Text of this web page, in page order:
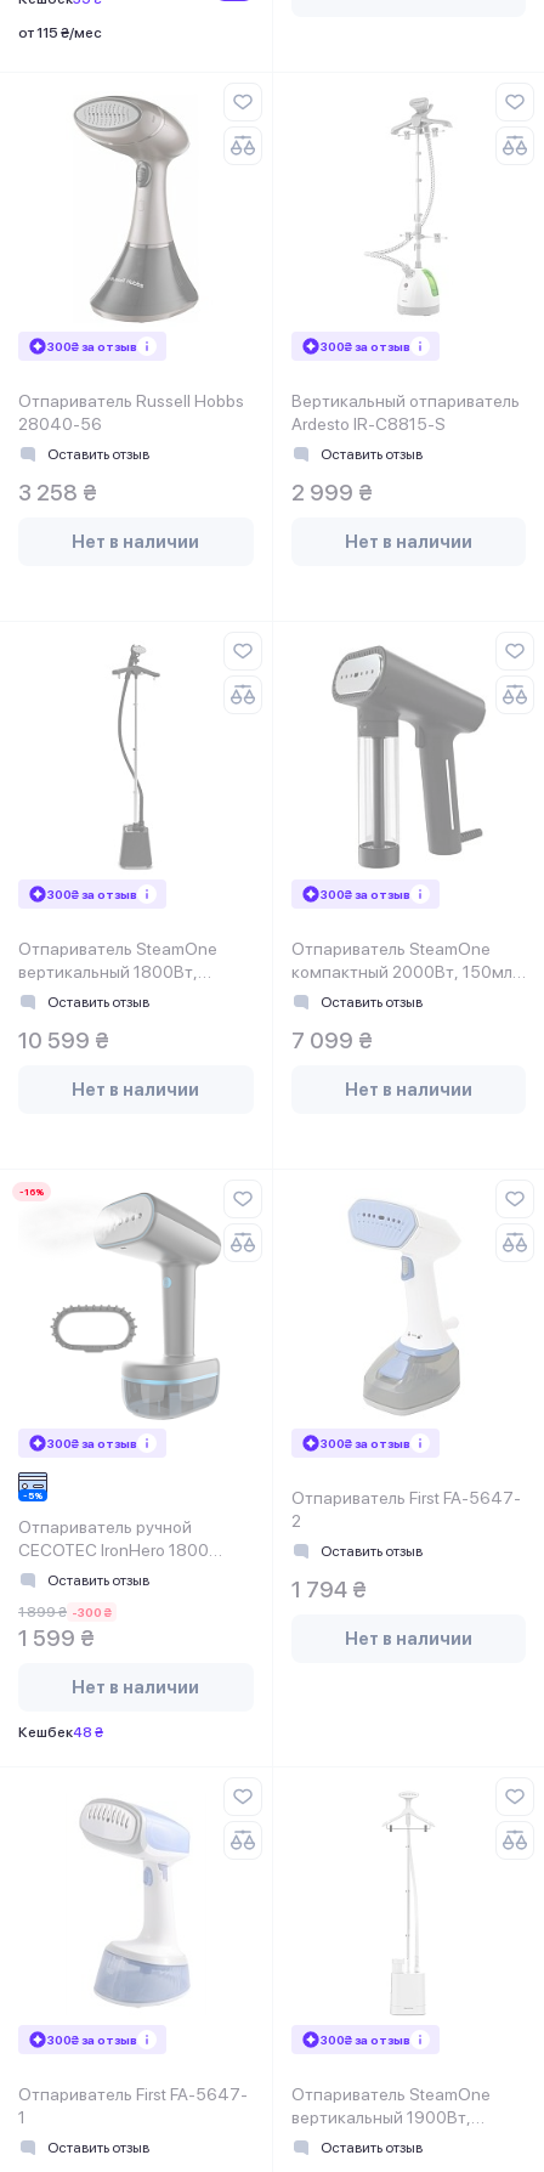
от 115 ₴/мес
300₴ за отзыв
Отпариватель Russell Hobbs
28040-56
Оставить отзыв
3 258 ₴
Нет в наличии
300₴ за отзыв
Вертикальный отпариватель
Ardesto IR-C8815-S
Оставить отзыв
2 999 ₴
Нет в наличии
300₴ за отзыв
Отпариватель SteamOne
вертикальный 1800Вт,
1800мл, паровой удар-40гр,
Оставить отзыв
10 599 ₴
Нет в наличии
300₴ за отзыв
Отпариватель SteamOne
компактный 2000Вт, 150мл,
паровой удар-30гр, нерж.
Оставить отзыв
7 099 ₴
Нет в наличии
-16%
300₴ за отзыв
Отпариватель ручной
CECOTEC IronHero 1800
ForceОставить отзыв
1 899 ₴ -300 ₴
1 599 ₴
Нет в наличии
Кешбек48 ₴
300₴ за отзыв
Отпариватель First FA-5647-
2
Оставить отзыв
1 794 ₴
Нет в наличии
300₴ за отзыв
Отпариватель First FA-5647-
1
Оставить отзыв
300₴ за отзыв
Отпариватель SteamOne
вертикальный 1900Вт,
1200мл, паровой удар -40гр,
Оставить отзыв